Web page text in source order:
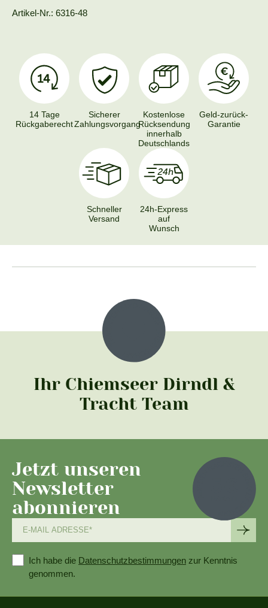
Artikel-Nr.: 6316-48
14 Tage
Rückgaberecht
Sicherer
Zahlungsvorgang
Kostenlose
Rücksendung
innerhalb
Deutschlands
Geld-zurück-
Garantie
Schneller
Versand
24h-Express
auf
Wunsch
Ihr Chiemseer Dirndl &
Tracht Team
Jetzt unseren
Newsletter
abonnieren
Ich habe die Datenschutzbestimmungen zur Kenntnis
genommen.